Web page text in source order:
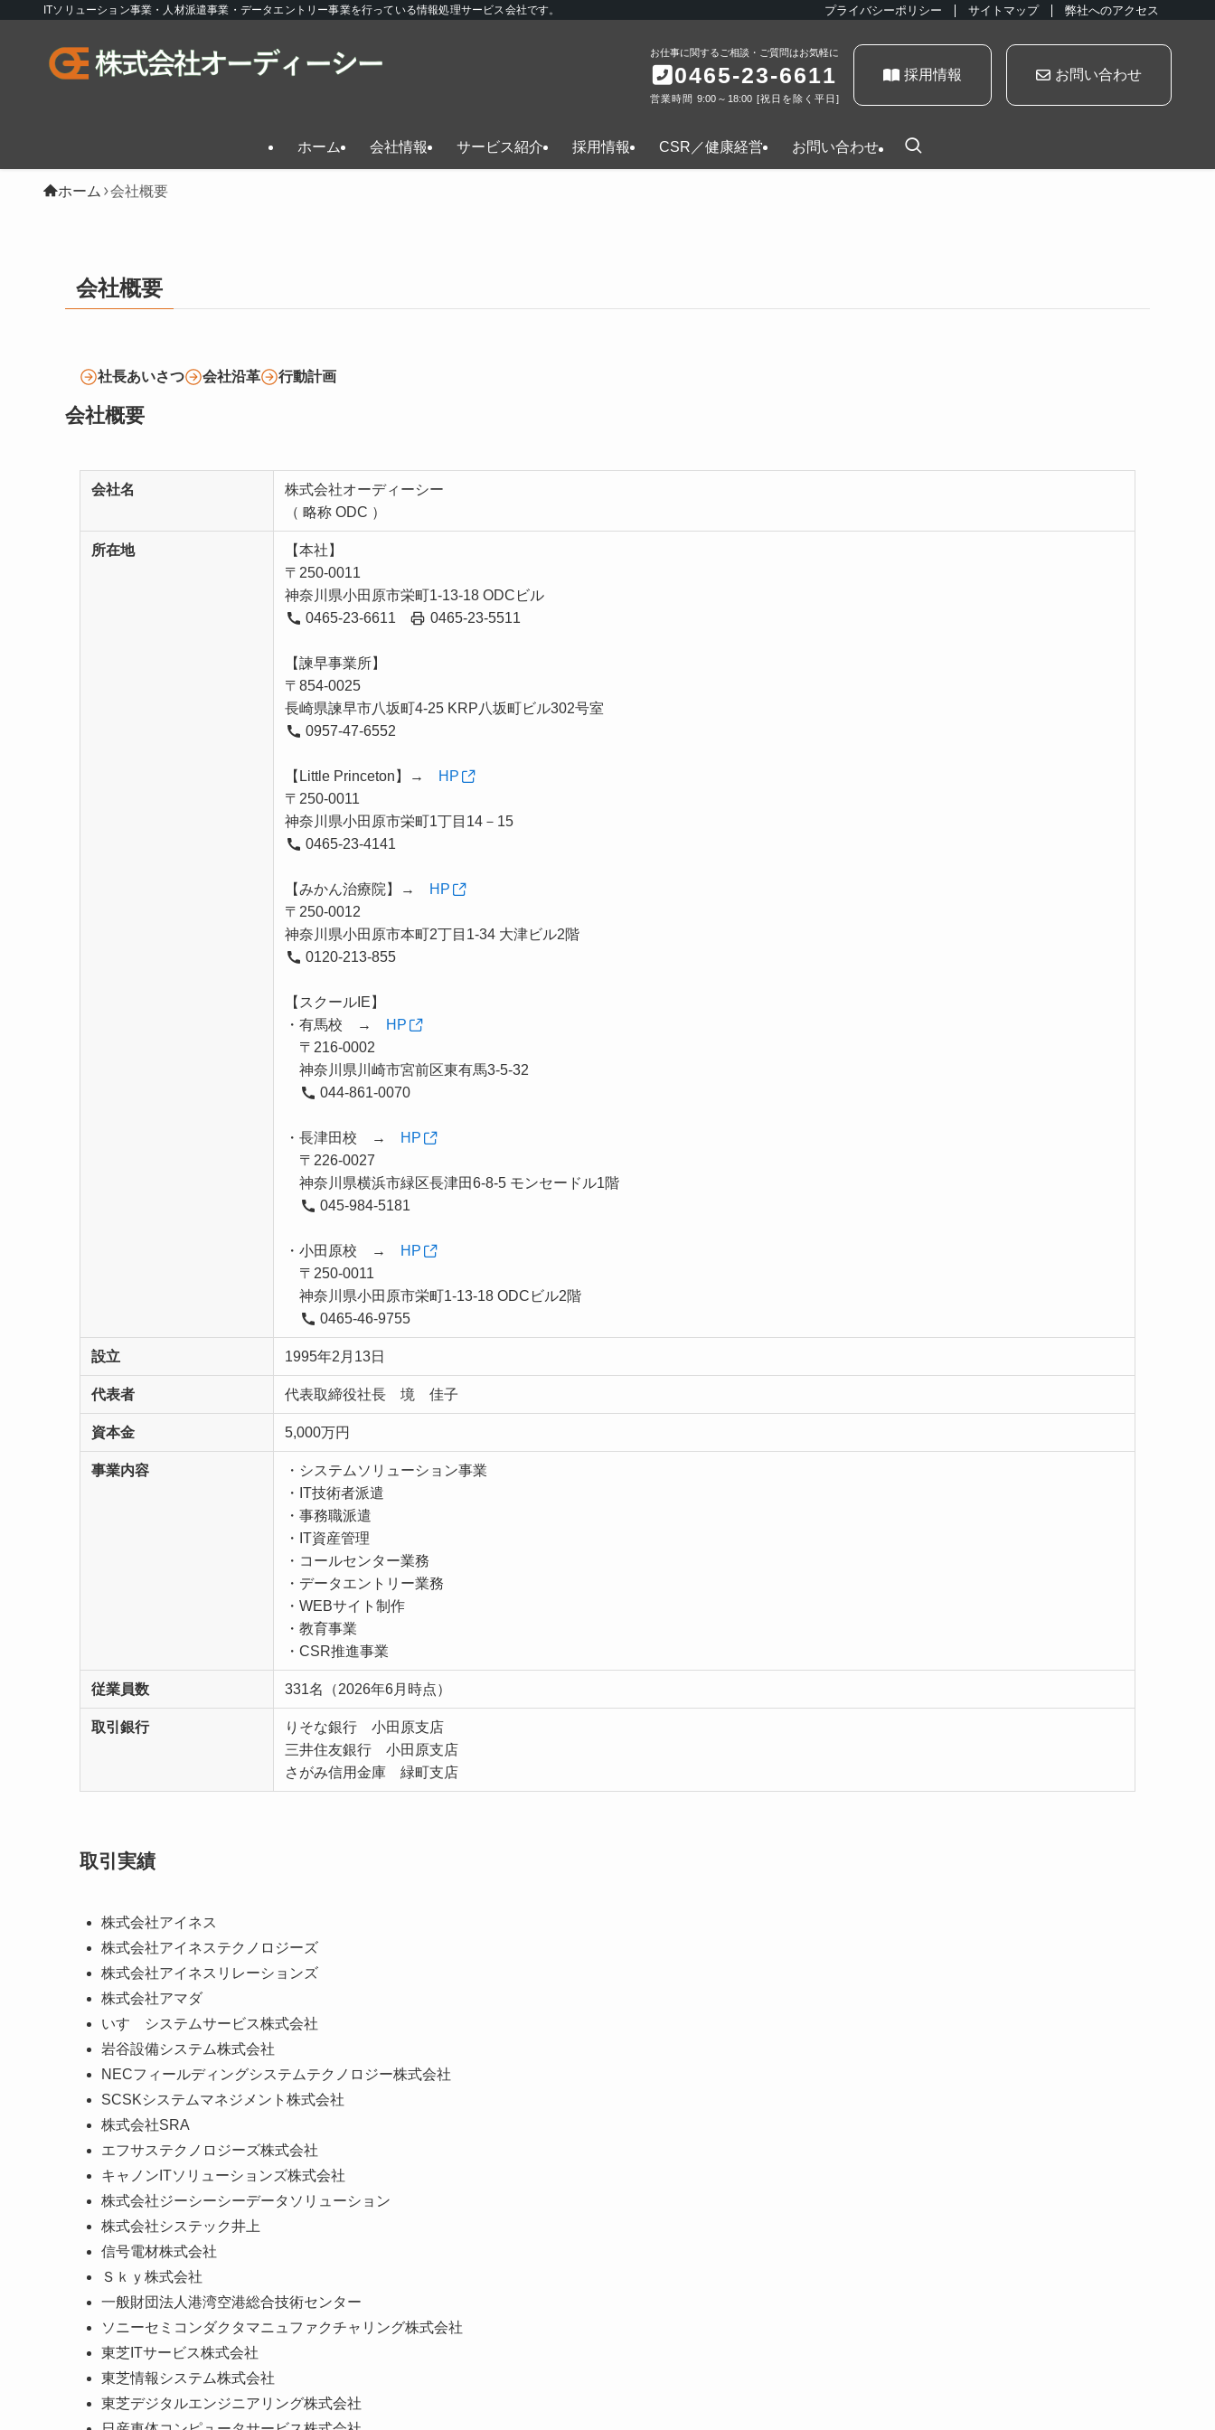
ITソリューション事業・人材派遣事業・データエントリー事業を行っている情報処理サービス会社です。 プライバシーポリシー サイトマップ 弊社へのアクセス
お仕事に関するご相談・ご質問はお気軽に
0465-23-6611
営業時間 9:00～18:00 [祝日を除く平日]
採用情報 お問い合わせ
ホーム 会社情報 サービス紹介 採用情報 CSR／健康経営 お問い合わせ
ホーム 会社概要
会社概要
社長あいさつ 会社沿革 行動計画
会社概要
会社名
株式会社オーディーシー
（ 略称 ODC ）
所在地
【本社】
〒250-0011
神奈川県小田原市栄町1-13-18 ODCビル
0465-23-6611
0465-23-5511
【諫早事業所】
〒854-0025
長崎県諫早市八坂町4-25 KRP八坂町ビル302号室
0957-47-6552
【Little Princeton】→
HP
〒250-0011
神奈川県小田原市栄町1丁目14－15
0465-23-4141
【みかん治療院】→
HP
〒250-0012
神奈川県小田原市本町2丁目1-34 大津ビル2階
0120-213-855
【スクールIE】
・有馬校 →
HP
〒216-0002
神奈川県川崎市宮前区東有馬3-5-32
044-861-0070
・長津田校 →
HP
〒226-0027
神奈川県横浜市緑区長津田6-8-5 モンセードル1階
045-984-5181
・小田原校 →
HP
〒250-0011
神奈川県小田原市栄町1-13-18 ODCビル2階
0465-46-9755
設立 1995年2月13日
代表者 代表取締役社長 境 佳子
資本金 5,000万円
事業内容
・システムソリューション事業
・IT技術者派遣
・事務職派遣
・IT資産管理
・コールセンター業務
・データエントリー業務
・WEBサイト制作
・教育事業
・CSR推進事業
従業員数 331名（2026年6月時点）
取引銀行
りそな銀行 小田原支店
三井住友銀行 小田原支店
さがみ信用金庫 緑町支店
取引実績
株式会社アイネス
株式会社アイネステクノロジーズ
株式会社アイネスリレーションズ
株式会社アマダ
いすゞシステムサービス株式会社
岩谷設備システム株式会社
NECフィールディングシステムテクノロジー株式会社
SCSKシステムマネジメント株式会社
株式会社SRA
エフサステクノロジーズ株式会社
キャノンITソリューションズ株式会社
株式会社ジーシーシーデータソリューション
株式会社システック井上
信号電材株式会社
Ｓｋｙ株式会社
一般財団法人港湾空港総合技術センター
ソニーセミコンダクタマニュファクチャリング株式会社
東芝ITサービス株式会社
東芝情報システム株式会社
東芝デジタルエンジニアリング株式会社